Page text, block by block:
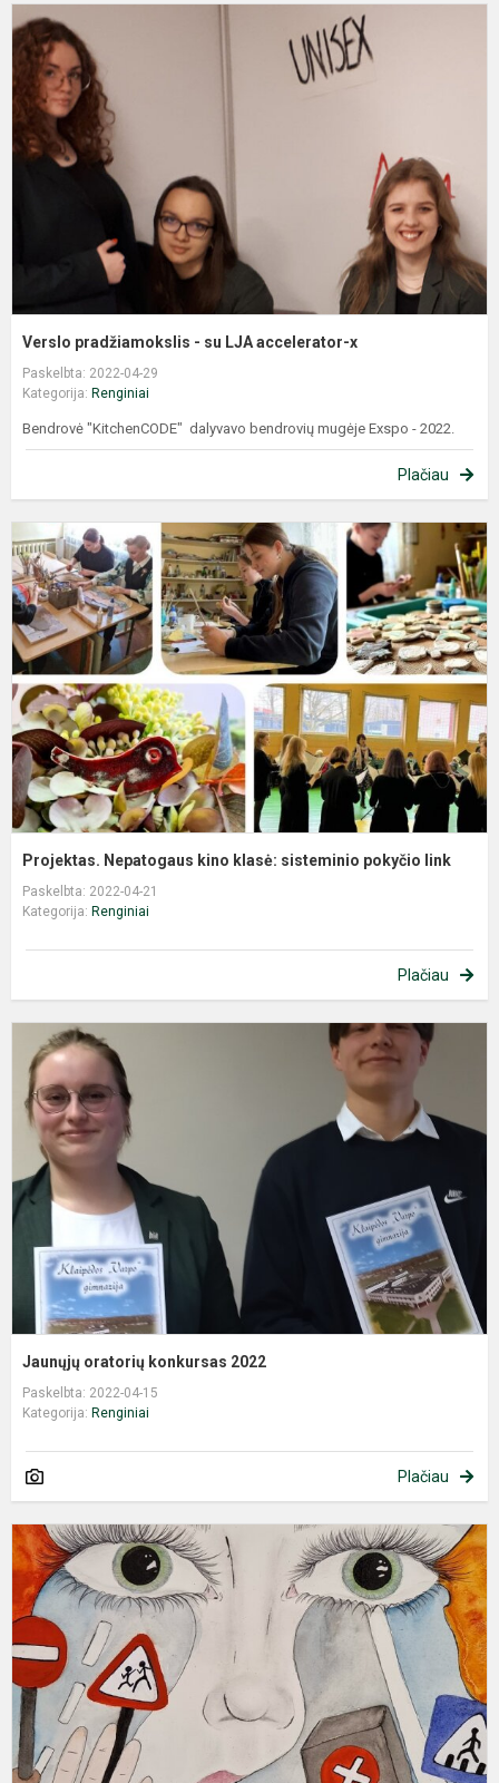
Verslo pradžiamokslis - su LJA accelerator-x
Paskelbta: 2022-04-29
Kategorija: Renginiai
Bendrovė "KitchenCODE" dalyvavo bendrovių mugėje Exspo - 2022.
Plačiau
Projektas. Nepatogaus kino klasė: sisteminio pokyčio link
Paskelbta: 2022-04-21
Kategorija: Renginiai
Plačiau
Jaunųjų oratorių konkursas 2022
Paskelbta: 2022-04-15
Kategorija: Renginiai
Plačiau